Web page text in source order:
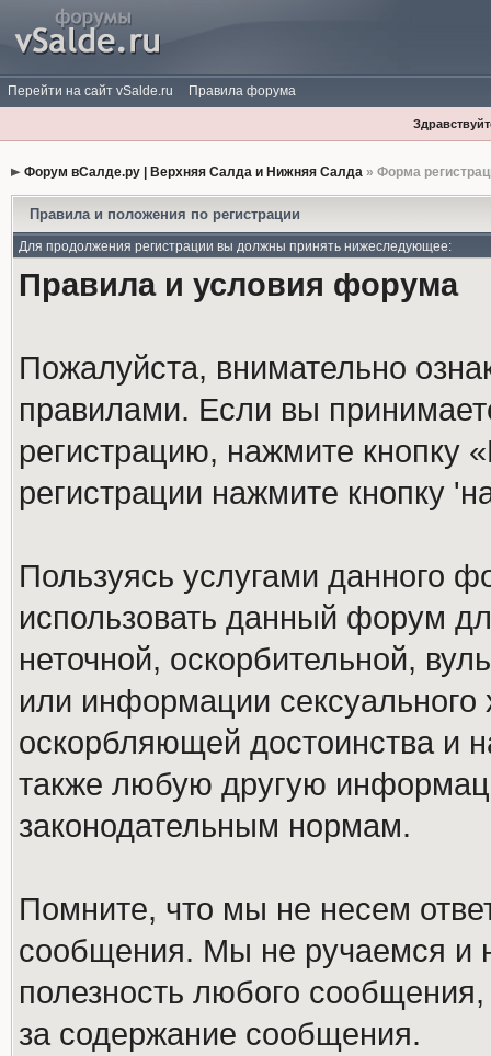
Перейти на сайт vSalde.ru Правила форума
Форум вСалде.ру | Верхняя Салда и Нижняя Салда» Форма
Правила и положения по регистрации
Для продолжения регистрации вы должны принять нижеследующее:
Правила и условия форума
Пожалуйста, внимательно
правилами. Если вы
регистрацию, нажмите кнопку
регистрации нажмите кнопку
Пользуясь услугами данного
использовать данный форум
неточной, оскорбительной,
или информации
оскорбляющей достоинства и
также любую другую
законодательным нормам.
Помните, что мы не несем
сообщения. Мы не ручаемся и
полезность любого
за содержание сообщения.